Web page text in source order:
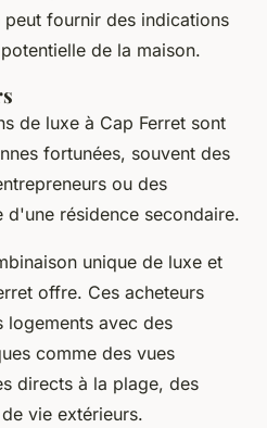
fournir des indications
de la maison.
de luxe à Cap Ferret sont
fortunées, souvent des
ou des
d'une résidence secondaire.
unique de luxe et
offre. Ces acheteurs
logements avec des
comme des vues
directs à la plage, des
vie extérieurs.